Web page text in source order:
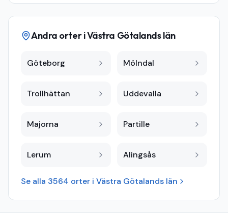
Andra orter iVästra Götalands län
Göteborg Mölndal
Trollhättan Uddevalla
Majorna Partille
Lerum Alingsås
Se alla 3564 orter i Västra Götalands län